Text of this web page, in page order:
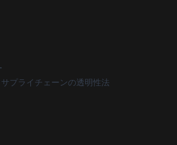
プライチェーンの透明性法